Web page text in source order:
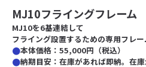
MJ10フライングフレーム
MJ10を6基連結して
フライング設置するための専用フレー
本体価格：55,000円（税込）
納期目安：在庫があれば即納。在